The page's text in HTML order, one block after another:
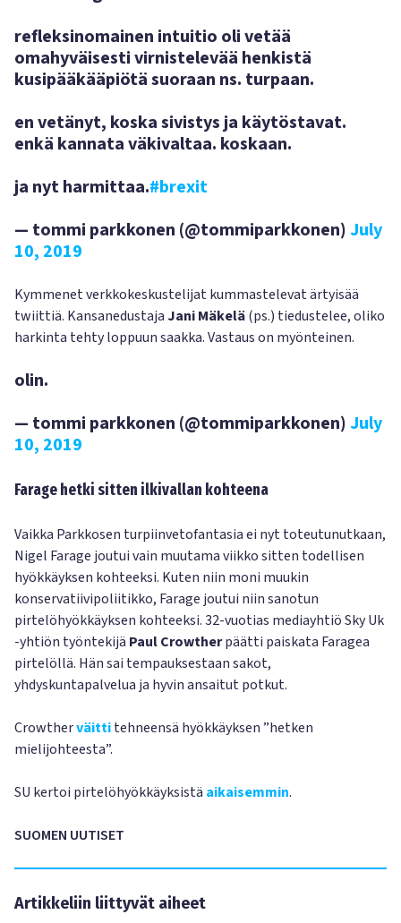
refleksinomainen intuitio oli vetää
omahyväisesti virnistelevää henkistä
kusipääkääpiötä suoraan ns. turpaan.
en vetänyt, koska sivistys ja käytöstavat.
enkä kannata väkivaltaa. koskaan.
ja nyt harmittaa.#brexit
— tommi parkkonen (@tommiparkkonen)July
10, 2019
Kymmenet verkkokeskustelijat kummastelevat ärtyisää
twiittiä. Kansanedustaja Jani Mäkelä(ps.) tiedustelee, oliko
harkinta tehty loppuun saakka. Vastaus on myönteinen.
olin.
— tommi parkkonen (@tommiparkkonen)July
10, 2019
Farage hetki sitten ilkivallan kohteena
Vaikka Parkkosen turpiinvetofantasia ei nyt toteutunutkaan,
Nigel Farage joutui vain muutama viikko sitten todellisen
hyökkäyksen kohteeksi. Kuten niin moni muukin
konservatiivipoliitikko, Farage joutui niin sanotun
pirtelöhyökkäyksen kohteeksi. 32-vuotias mediayhtiö Sky Uk
-yhtiön työntekijä Paul Crowtherpäätti paiskata Faragea
pirtelöllä. Hän sai tempauksestaan sakot,
yhdyskuntapalvelua ja hyvin ansaitut potkut.
Crowtherväittitehneensä hyökkäyksen ”hetken
mielijohteesta”.
SU kertoi pirtelöhyökkäyksistä aikaisemmin.
SUOMEN UUTISET
Artikkeliin liittyvät aiheet